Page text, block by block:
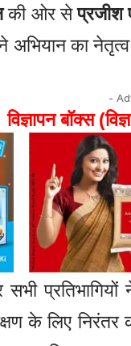
की ओर सेप्रजीश
अभियान का नेतृत्व
-
विज्ञापन बॉक्स
के लिए